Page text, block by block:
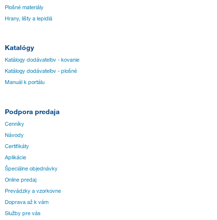
Plošné materiály
Hrany, lišty a lepidlá
Katalógy
Katálogy dodávateľov - kovanie
Katálogy dodávateľov - plošné
Manuál k portálu
Podpora predaja
Cenníky
Návody
Certifikáty
Aplikácie
Špeciálne objednávky
Online predaj
Prevádzky a vzorkovne
Doprava až k vám
Služby pre vás